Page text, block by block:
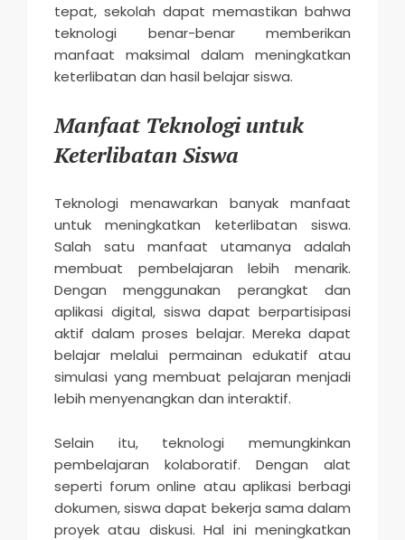
tepat, sekolah dapat memastikan bahwa
teknologi benar-benar memberikan
manfaat maksimal dalam meningkatkan
keterlibatan dan hasil belajar siswa.
Manfaat Teknologi untuk
Keterlibatan Siswa
Teknologi menawarkan banyak manfaat
untuk meningkatkan keterlibatan siswa.
Salah satu manfaat utamanya adalah
membuat pembelajaran lebih menarik.
Dengan menggunakan perangkat dan
aplikasi digital, siswa dapat berpartisipasi
aktif dalam proses belajar. Mereka dapat
belajar melalui permainan edukatif atau
simulasi yang membuat pelajaran menjadi
lebih menyenangkan dan interaktif.
Selain itu, teknologi memungkinkan
pembelajaran kolaboratif. Dengan alat
seperti forum online atau aplikasi berbagi
dokumen, siswa dapat bekerja sama dalam
proyek atau diskusi. Hal ini meningkatkan